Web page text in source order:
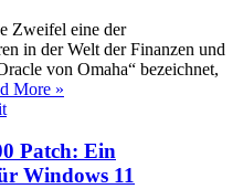
Zweifel eine der
in der Welt der Finanzen und
von Omaha“ bezeichnet,
More »
Patch: Ein
Windows 11